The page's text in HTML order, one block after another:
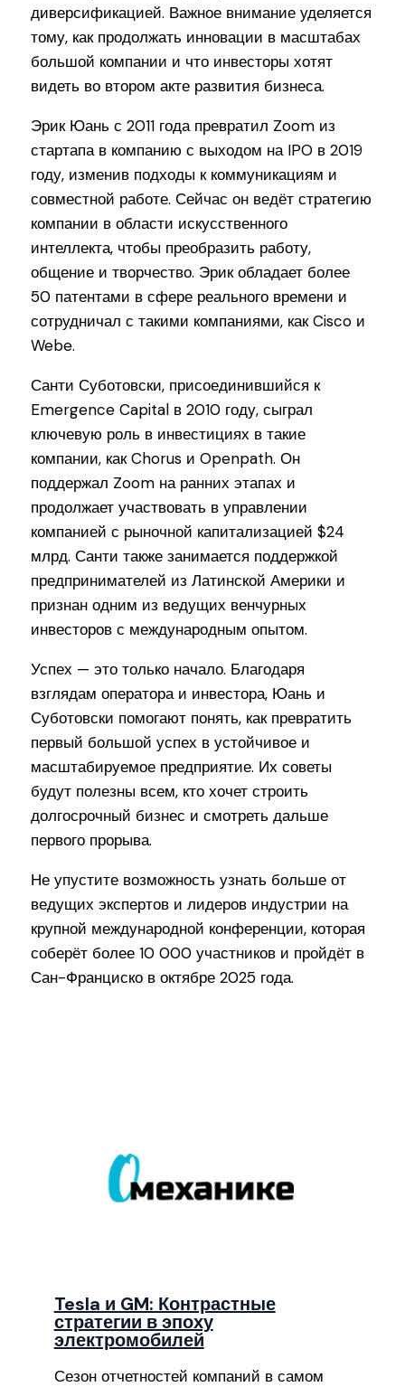
диверсификацией. Важное внимание уделяется
тому, как продолжать инновации в масштабах
большой компании и что инвесторы хотят
видеть во втором акте развития бизнеса.
Эрик Юань с 2011 года превратил Zoom из
стартапа в компанию с выходом на IPO в 2019
году, изменив подходы к коммуникациям и
совместной работе. Сейчас он ведёт стратегию
компании в области искусственного
интеллекта, чтобы преобразить работу,
общение и творчество. Эрик обладает более
50 патентами в сфере реального времени и
сотрудничал с такими компаниями, как Cisco и
Webe.
Санти Суботовски, присоединившийся к
Emergence Capital в 2010 году, сыграл
ключевую роль в инвестициях в такие
компании, как Chorus и Openpath. Он
поддержал Zoom на ранних этапах и
продолжает участвовать в управлении
компанией с рыночной капитализацией $24
млрд. Санти также занимается поддержкой
предпринимателей из Латинской Америки и
признан одним из ведущих венчурных
инвесторов с международным опытом.
Успех — это только начало. Благодаря
взглядам оператора и инвестора, Юань и
Суботовски помогают понять, как превратить
первый большой успех в устойчивое и
масштабируемое предприятие. Их советы
будут полезны всем, кто хочет строить
долгосрочный бизнес и смотреть дальше
первого прорыва.
Не упустите возможность узнать больше от
ведущих экспертов и лидеров индустрии на
крупной международной конференции, которая
соберёт более 10 000 участников и пройдёт в
Сан-Франциско в октябре 2025 года.
Tesla и GM: Контрастные
стратегии в эпоху
электромобилей
Сезон отчетностей компаний в самом